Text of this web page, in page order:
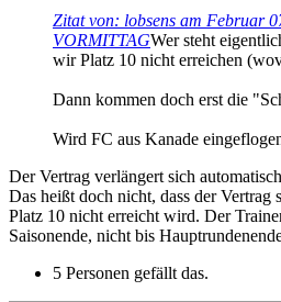
Zitat von: lobsens am Februar
VORMITTAGWer steht
wir Platz 10 nicht erreichen
Dann kommen doch erst die
Wird FC aus Kanade
Der Vertrag verlängert sich
Das heißt doch nicht, dass der Vertrag
Platz 10 nicht erreicht wird. Der
Saisonende, nicht bis
5 Personen gefällt das.